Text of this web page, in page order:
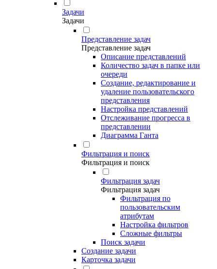
Задачи
Задачи
Представление задач
Представление задач
Описание представлений
Количество задач в папке или
очереди
Создание, редактирование и
удаление пользовательского
представления
Настройка представлений
Отслеживание прогресса в
представлении
Диаграмма Ганта
Фильтрация и поиск
Фильтрация и поиск
Фильтрация задач
Фильтрация задач
Фильтрация по
пользовательским
атрибутам
Настройка фильтров
Сложные фильтры
Поиск задачи
Создание задачи
Карточка задачи